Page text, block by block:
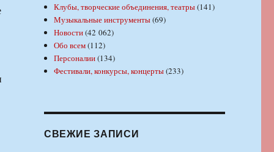
Клубы, творческие объединения, театры(141)
Музыкальные инструменты(69)
Новости(42 062)
Обо всем(112)
Персоналии(134)
Фестивали, конкурсы, концерты(233)
СВЕЖИЕ ЗАПИСИ